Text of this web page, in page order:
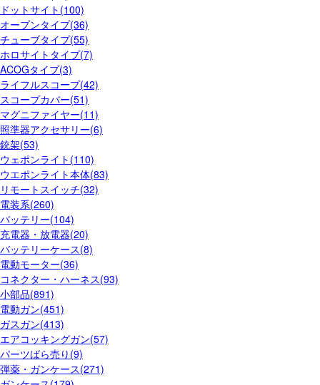
ドットサイト(100)
オープンタイプ(36)
チューブタイプ(55)
ホロサイトタイプ(7)
ACOGタイプ(3)
ライフルスコープ(42)
スコープカバー(51)
マグニファイヤー(11)
照準器アクセサリー(6)
銃架(53)
ウェポンライト(110)
ウエポンライト本体(83)
リモートスイッチ(32)
電装系(260)
バッテリー(104)
充電器・放電器(20)
バッテリーケース(8)
電動モーター(36)
コネクター・ハーネス(93)
小部品(891)
電動ガン(451)
ガスガン(413)
エアコッキングガン(57)
パーツばら売り(9)
弾薬・ガンケース(271)